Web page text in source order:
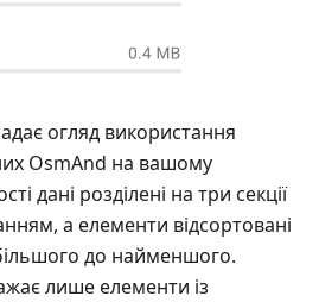
огляд використання
OsmAnd на вашому
дані розділені на три секції
а елементи відсортовані
до найменшого.
лише елементи із